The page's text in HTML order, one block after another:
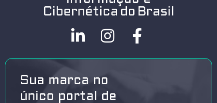
Cibernética do Brasil
Sua marca no
único portal de